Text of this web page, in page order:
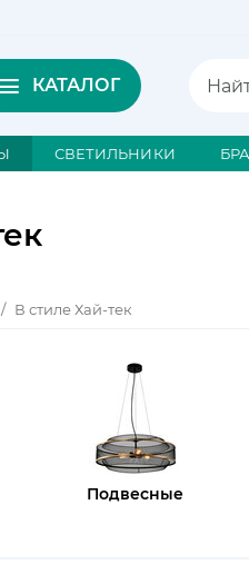
КАТАЛОГ
СВЕТИЛЬНИКИ БРА
/ В стиле Хай-тек
Подвесные